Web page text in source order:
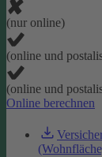
(nur online)
(online und
(online und
Online berechnen